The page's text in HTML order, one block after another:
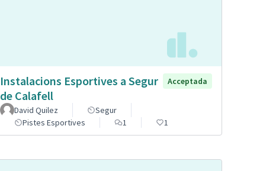
Instalacions Esportives a Segur
de Calafell
Acceptada
David Quilez
Segur
Pistes Esportives
1 1